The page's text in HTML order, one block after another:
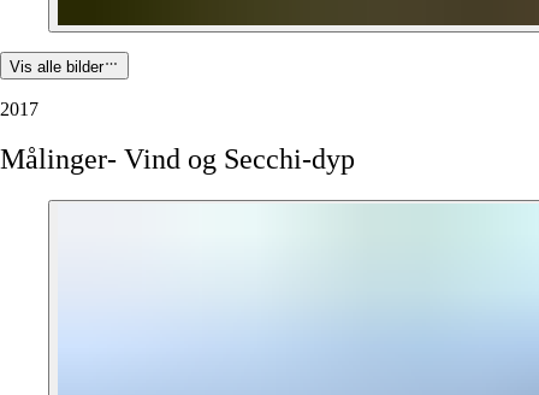
Vis alle bilder
2017
Målinger- Vind og Secchi-dyp